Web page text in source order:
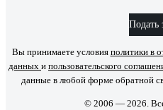
Подать
Вы принимаете условия политики в
данных и пользовательского
данные в любой форме обратной
© 2006 — 2026.